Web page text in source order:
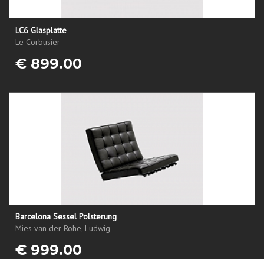
LC6 Glasplatte
Le Corbusier
€ 899.00
Barcelona Sessel Polsterung
Mies van der Rohe, Ludwig
€ 999.00